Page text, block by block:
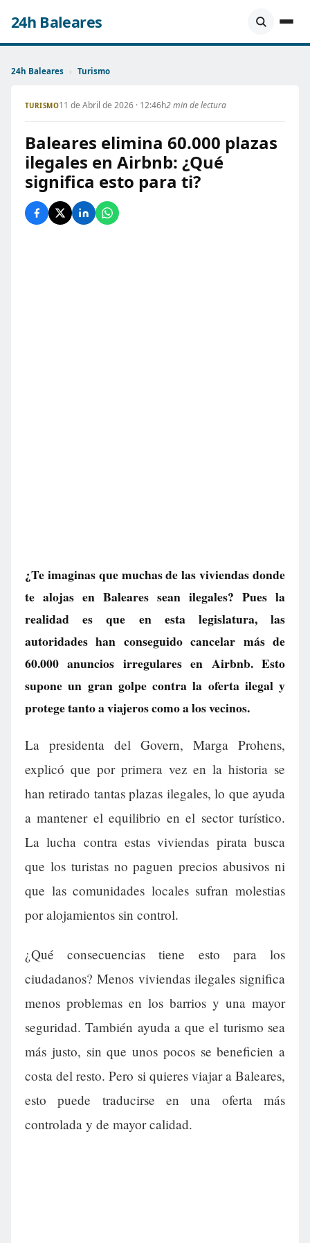
24h Baleares
24h Baleares › Turismo
TURISMO11 de Abril de 2026 · 12:46h2 min de lectura
Baleares elimina 60.000 plazas
ilegales en Airbnb: ¿Qué
significa esto para ti?
¿Te imaginas que muchas de las viviendas donde
te alojas en Baleares sean ilegales? Pues la
realidad es que en esta legislatura, las
autoridades han conseguido cancelar más de
60.000 anuncios irregulares en Airbnb. Esto
supone un gran golpe contra la oferta ilegal y
protege tanto a viajeros como a los vecinos.
La presidenta del Govern, Marga Prohens,
explicó que por primera vez en la historia se
han retirado tantas plazas ilegales, lo que ayuda
a mantener el equilibrio en el sector turístico.
La lucha contra estas viviendas pirata busca
que los turistas no paguen precios abusivos ni
que las comunidades locales sufran molestias
por alojamientos sin control.
¿Qué consecuencias tiene esto para los
ciudadanos? Menos viviendas ilegales significa
menos problemas en los barrios y una mayor
seguridad. También ayuda a que el turismo sea
más justo, sin que unos pocos se beneficien a
costa del resto. Pero si quieres viajar a Baleares,
esto puede traducirse en una oferta más
controlada y de mayor calidad.